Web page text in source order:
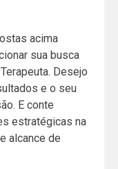
acima
sua busca
Desejo
e o seu
E conte
estratégicas na
alcance de